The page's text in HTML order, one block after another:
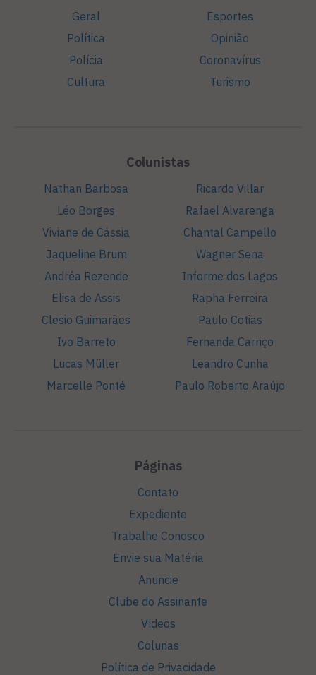
Geral
Política
Polícia
Cultura
Esportes
Opinião
Coronavírus
Turismo
Colunistas
Nathan Barbosa
Léo Borges
Viviane de Cássia
Jaqueline Brum
Andréa Rezende
Elisa de Assis
Clesio Guimarães
Ivo Barreto
Lucas Müller
Marcelle Ponté
Ricardo Villar
Rafael Alvarenga
Chantal Campello
Wagner Sena
Informe dos Lagos
Rapha Ferreira
Paulo Cotias
Fernanda Carriço
Leandro Cunha
Paulo Roberto Araújo
Páginas
Contato
Expediente
Trabalhe Conosco
Envie sua Matéria
Anuncie
Clube do Assinante
Vídeos
Colunas
Política de Privacidade